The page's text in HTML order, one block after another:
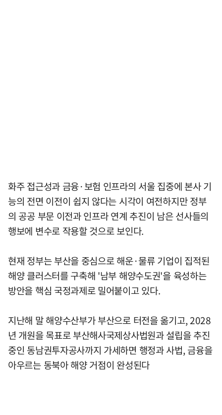
화주 접근성과 금융·보험 인프라의 서울 집중에 본사 기
능의 전면 이전이 쉽지 않다는 시각이 여전하지만 정부
의 공공 부문 이전과 인프라 연계 추진이 남은 선사들의
행보에 변수로 작용할 것으로 보인다.
현재 정부는 부산을 중심으로 해운·물류 기업이 집적된
해양 클러스터를 구축해 '남부 해양수도권'을 육성하는
방안을 핵심 국정과제로 밀어붙이고 있다.
지난해 말 해양수산부가 부산으로 터전을 옮기고, 2028
년 개원을 목표로 부산해사국제상사법원과 설립을 추진
중인 동남권투자공사까지 가세하면 행정과 사법, 금융을
아우르는 동북아 해양 거점이 완성된다